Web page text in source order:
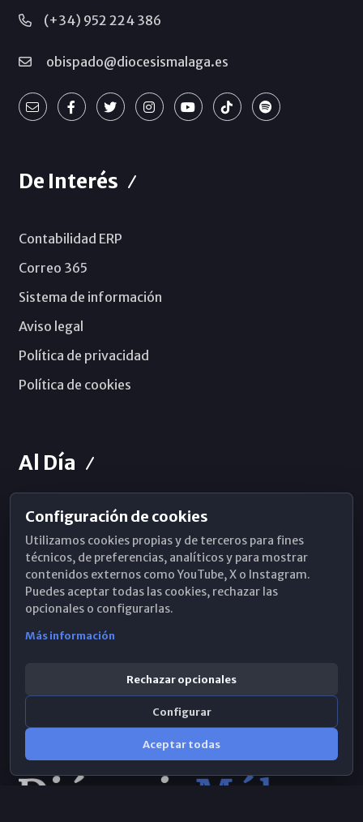
(+34) 952 224 386
obispado@diocesismalaga.es
De Interés
Contabilidad ERP
Correo 365
Sistema de información
Aviso legal
Política de privacidad
Política de cookies
Al Día
Horarios de Misa
Hemeroteca
WhatsApp
Configuración de cookies
Utilizamos cookies propias y de terceros para fines
técnicos, de preferencias, analíticos y para mostrar
contenidos externos como YouTube, X o Instagram.
Puedes aceptar todas las cookies, rechazar las
opcionales o configurarlas.
Más información
Rechazar opcionales
Configurar
Aceptar todas